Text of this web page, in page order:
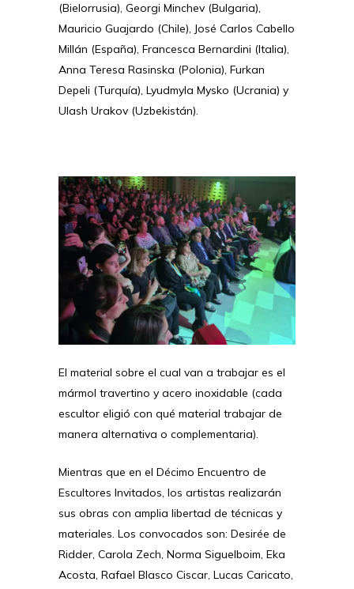
(Bielorrusia), Georgi Minchev (Bulgaria),
Mauricio Guajardo (Chile), José Carlos Cabello
Millán (España), Francesca Bernardini (Italia),
Anna Teresa Rasinska (Polonia), Furkan
Depeli (Turquía), Lyudmyla Mysko (Ucrania) y
Ulash Urakov (Uzbekistán).
El material sobre el cual van a trabajar es el
mármol travertino y acero inoxidable (cada
escultor eligió con qué material trabajar de
manera alternativa o complementaria).
Mientras que en el Décimo Encuentro de
Escultores Invitados, los artistas realizarán
sus obras con amplia libertad de técnicas y
materiales. Los convocados son: Desirée de
Ridder, Carola Zech, Norma Siguelboim, Eka
Acosta, Rafael Blasco Ciscar, Lucas Caricato,